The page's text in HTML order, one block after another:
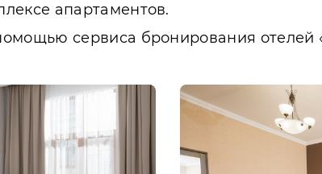
апартаментов.
сервиса бронирования отелей